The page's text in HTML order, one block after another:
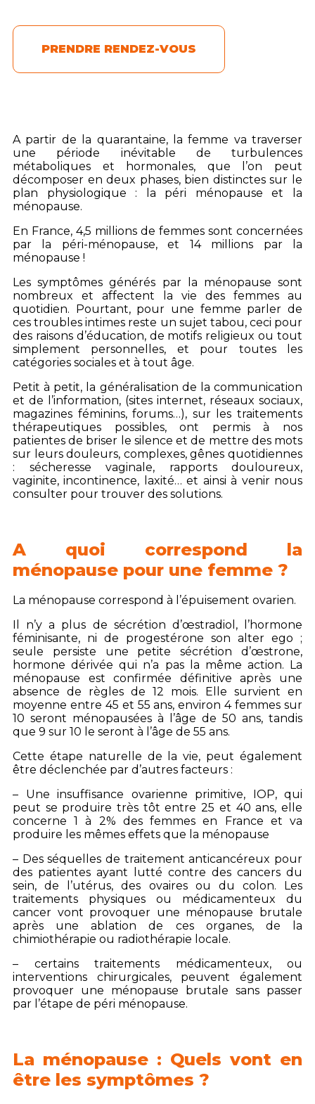
PRENDRE RENDEZ-VOUS
A partir de la quarantaine, la femme va traverser
une période inévitable de turbulences
métaboliques et hormonales, que l’on peut
décomposer en deux phases, bien distinctes sur le
plan physiologique : la péri ménopause et la
ménopause.
En France, 4,5 millions de femmes sont concernées
par la péri-ménopause, et 14 millions par la
ménopause !
Les symptômes générés par la ménopause sont
nombreux et affectent la vie des femmes au
quotidien. Pourtant, pour une femme parler de
ces troubles intimes reste un sujet tabou, ceci pour
des raisons d’éducation, de motifs religieux ou tout
simplement personnelles, et pour toutes les
catégories sociales et à tout âge.
Petit à petit, la généralisation de la communication
et de l’information, (sites internet, réseaux sociaux,
magazines féminins, forums…), sur les traitements
thérapeutiques possibles, ont permis à nos
patientes de briser le silence et de mettre des mots
sur leurs douleurs, complexes, gênes quotidiennes
: sécheresse vaginale, rapports douloureux,
vaginite, incontinence, laxité… et ainsi à venir nous
consulter pour trouver des solutions.
A quoi correspond la
ménopause pour une femme ?
La ménopause correspond à l’épuisement ovarien.
Il n’y a plus de sécrétion d’œstradiol, l’hormone
féminisante, ni de progestérone son alter ego ;
seule persiste une petite sécrétion d’œstrone,
hormone dérivée qui n’a pas la même action. La
ménopause est confirmée définitive après une
absence de règles de 12 mois. Elle survient en
moyenne entre 45 et 55 ans, environ 4 femmes sur
10 seront ménopausées à l’âge de 50 ans, tandis
que 9 sur 10 le seront à l’âge de 55 ans.
Cette étape naturelle de la vie, peut également
être déclenchée par d’autres facteurs :
– Une insuffisance ovarienne primitive, IOP, qui
peut se produire très tôt entre 25 et 40 ans, elle
concerne 1 à 2% des femmes en France et va
produire les mêmes effets que la ménopause
– Des séquelles de traitement anticancéreux pour
des patientes ayant lutté contre des cancers du
sein, de l’utérus, des ovaires ou du colon. Les
traitements physiques ou médicamenteux du
cancer vont provoquer une ménopause brutale
après une ablation de ces organes, de la
chimiothérapie ou radiothérapie locale.
– certains traitements médicamenteux, ou
interventions chirurgicales, peuvent également
provoquer une ménopause brutale sans passer
par l’étape de péri ménopause.
La ménopause : Quels vont en
être les symptômes ?